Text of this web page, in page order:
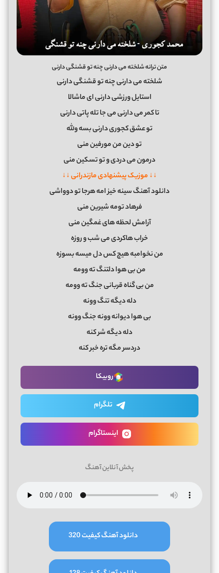
متن ترانه ﺷﻠﺨﺘﻪ ﻣﻰ دارﻧﻰ ﭼﻨﻪ ﺗﻮ ﻗﺸﻨﮕﻰ دارﻧﻰ
ﺷﻠﺨﺘﻪ ﻣﻰ دارﻧﻰ ﭼﻨﻪ ﺗﻮ ﻗﺸﻨﮕﻰ دارﻧﻰ
اﺳﺘﺎﻳﻞ ورزﺷﻰ دارﻧﻰ ای ﻣﺎﺷﺎﻟﺎ
ﺗﺎ ﻛﻤﺮ ﻣﻰ دارﻧﻰ ﻣﻰ ﺟﺎ ﺗﻠﻪ ﭘﺎﺗﻰ دارﻧﻰ
ﺗﻮ ﻋﺸﻖ ﻛﺠﻮری دارﻧﻰ ﺑﺴﻪ وﻟﻠﻪ
ﺗﻮ دﻳﻦ ﻣﻦ ﻣﻮرﻓﻴﻦ ﻣﻨﻰ
درﻣﻮن ﻣﻰ دردی و ﺗﻮ ﺗﺴﻜﻴﻦ ﻣﻨﻰ
↓↓ موزیک پیشنهادی مازندرانی ↓↓
دانلود آهنگ سینه خیز امه هرجا تو دوواشی
ﻓﺮﻫﺎد ﺗﻮﻣﻪ ﺷﻴﺮﻳﻦ ﻣﻨﻰ
آراﻣﺶ ﻟﺤﻈﻪ ﻫﺎی ﻏﻤﮕﻴﻦ ﻣﻨﻰ
ﺧﺮاب ﻫﺎﻛﺮدی ﻣﻰ ﺷﺐ و روزه
ﻣﻦ ﻧﺨﻮاﻣﺒﻪ ﻫﻴﭻ ﻛﺲ دل ﻣﻴﺴﻪ ﺑﺴﻮزه
ﻣﻦ ﺑﻰ ﻫﻮا دﻟﺘﻨﮓ ﺗﻪ ووﻣﻪ
ﻣﻦ ﺑﻰ ﮔﻨﺎه ﻗﺮﺑﺎﻧﻰ ﺟﻨﮓ ﺗﻪ ووﻣﻪ
دﻟﻪ دﻳﮕﻪ ﺗﻨﮓ ووﻧﻪ
ﺑﻰ ﻫﻮا دﻳﻮاﻧﻪ ووﻧﻪ ﺟﻨﮓ ووﻧﻪ
دﻟﻪ دﻳﮕﻪ ﺷﺮ ﻛﻨﻪ
دردﺳﺮ ﻣﮕﻪ ﺗﺮه ﺧﺒﺮ ﻛﻨﻪ
روبیکا
تلگرام
اینستاگرام
پخش آنلاین آهنگ
دانلود آهنگ کیفیت 320